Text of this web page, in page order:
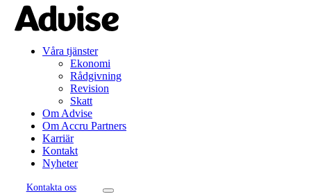
Våra tjänster
Ekonomi
Rådgivning
Revision
Skatt
Om Advise
Om Accru Partners
Karriär
Kontakt
Nyheter
Kontakta oss